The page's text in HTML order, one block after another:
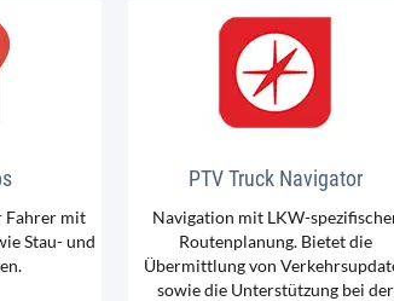
Fahrer mit
Stau- und
PTV Truck Navigator
Navigation mit LKW-
Routenplanung. Bietet die
Übermittlung von
sowie die Unterstützung bei der